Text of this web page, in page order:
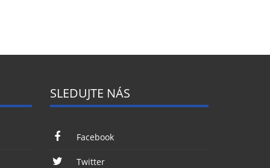
SLEDUJTE NÁS
Facebook
Twitter